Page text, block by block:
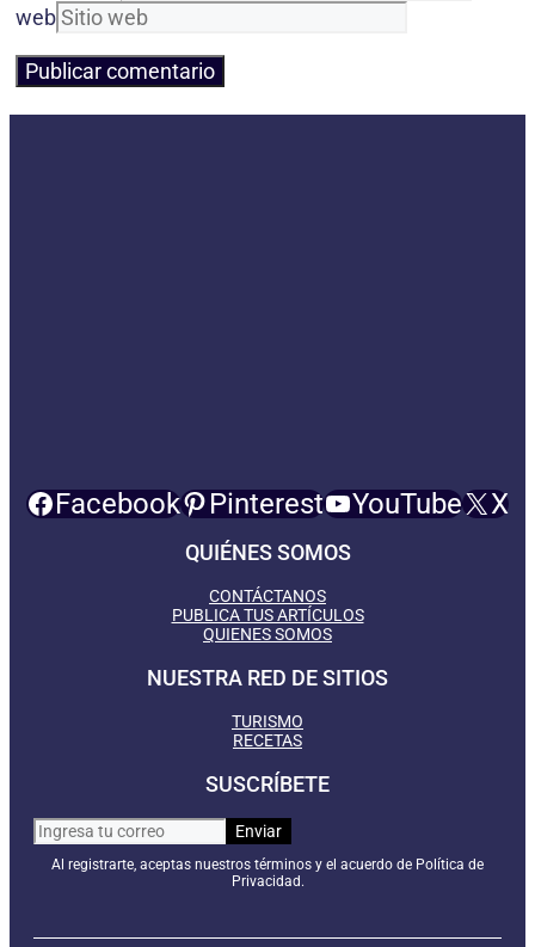
web
Facebook Pinterest YouTube X
QUIÉNES SOMOS
CONTÁCTANOS
PUBLICA TUS ARTÍCULOS
QUIENES SOMOS
NUESTRA RED DE SITIOS
TURISMO
RECETAS
SUSCRÍBETE
Al registrarte, aceptas nuestros términos y el acuerdo de Política de
Privacidad.